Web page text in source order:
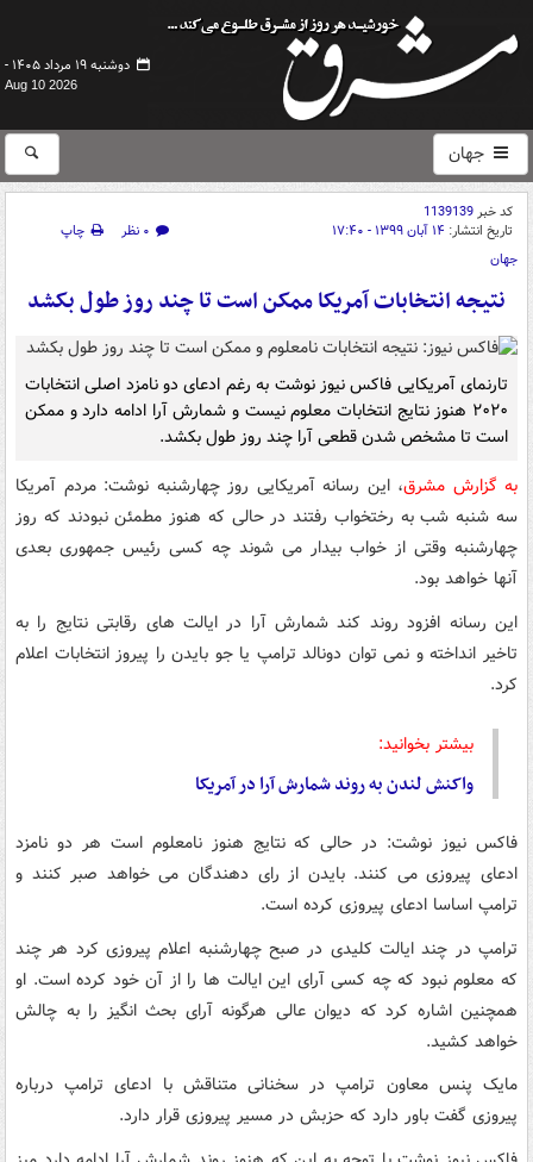
دوشنبه ۱۹ مرداد ۱۴۰۵ -
Aug 10 2026
جهان
کد خبر1139139
تاریخ انتشار: ۱۴ آبان ۱۳۹۹ - ۱۷:۴۰ ۰ نظر
چاپ
جهان
نتیجه انتخابات آمریکا ممکن است تا چند روز طول بکشد
تارنمای آمریکایی فاکس نیوز نوشت به رغم ادعای دو نامزد اصلی انتخابات
۲۰۲۰ هنوز نتایج انتخابات معلوم نیست و شمارش آرا ادامه دارد و ممکن
است تا مشخص شدن قطعی آرا چند روز طول بکشد.
به گزارش مشرق، این رسانه آمریکایی روز چهارشنبه نوشت: مردم آمریکا
سه شنبه شب به رختخواب رفتند در حالی که هنوز مطمئن نبودند که روز
چهارشنبه وقتی از خواب بیدار می شوند چه کسی رئیس جمهوری بعدی
آنها خواهد بود.
این رسانه افزود روند کند شمارش آرا در ایالت های رقابتی نتایج را به
تاخیر انداخته و نمی توان دونالد ترامپ یا جو بایدن را پیروز انتخابات اعلام
کرد.
بیشتر بخوانید:
واکنش لندن به روند شمارش آرا در آمریکا
فاکس نیوز نوشت: در حالی که نتایج هنوز نامعلوم است هر دو نامزد
ادعای پیروزی می کنند. بایدن از رای دهندگان می خواهد صبر کنند و
ترامپ اساسا ادعای پیروزی کرده است.
ترامپ در چند ایالت کلیدی در صبح چهارشنبه اعلام پیروزی کرد هر چند
که معلوم نبود که چه کسی آرای این ایالت ها را از آن خود کرده است. او
همچنین اشاره کرد که دیوان عالی هرگونه آرای بحث انگیز را به چالش
خواهد کشید.
مایک پنس معاون ترامپ در سخنانی متناقش با ادعای ترامپ درباره
پیروزی گفت باور دارد که حزبش در مسیر پیروزی قرار دارد.